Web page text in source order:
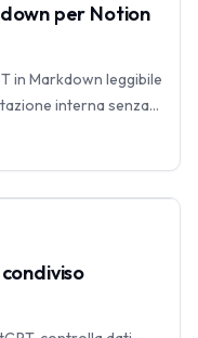
per Notion
in Markdown leggibile
interna senza